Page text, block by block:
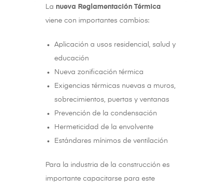
La nueva Reglamentación Térmica
viene con importantes cambios:
Aplicación a usos residencial, salud y
educación
Nueva zonificación térmica
Exigencias térmicas nuevas a muros,
sobrecimientos, puertas y ventanas
Prevención de la condensación
Hermeticidad de la envolvente
Estándares mínimos de ventilación
Para la industria de la construcción es
importante capacitarse para este